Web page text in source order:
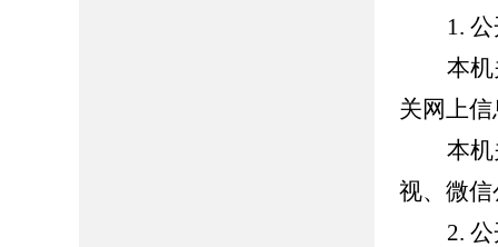
1.
本
关网上
本
视、微
2.